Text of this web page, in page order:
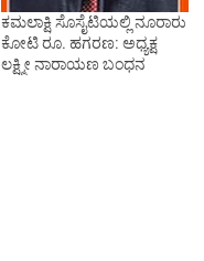
ಕಮಲಾಕ್ಷಿ ಸೊಸೈಟಿಯಲ್ಲಿ ನೂರಾರು
ಕೋಟಿ ರೂ. ಹಗರಣ: ಅಧ್ಯಕ್ಷ
ಲಕ್ಷ್ಮೀ ನಾರಾಯಣ ಬಂಧನ